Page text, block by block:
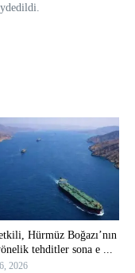
Hürmüz Boğazı’nın
tehditler sona e ...
2026